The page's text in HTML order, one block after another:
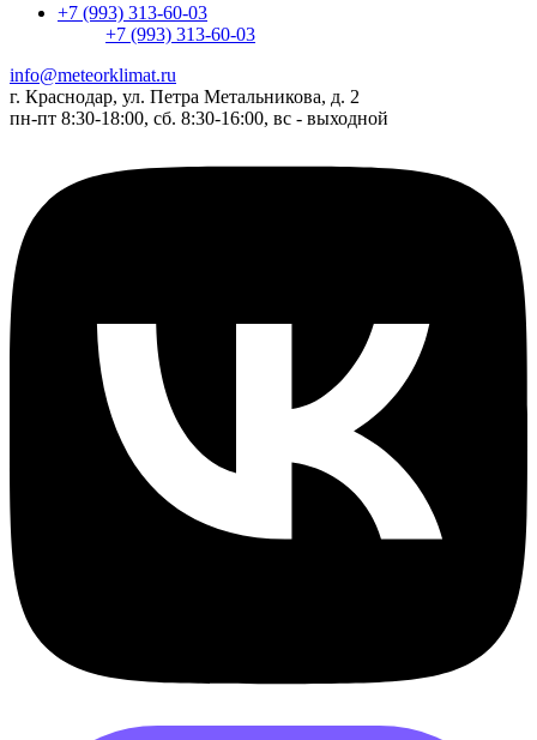
+7 (993) 313-60-03
+7 (993) 313-60-03
info@meteorklimat.ru
г. Краснодар, ул. Петра Метальникова, д. 2
пн-пт 8:30-18:00, сб. 8:30-16:00, вс - выходной